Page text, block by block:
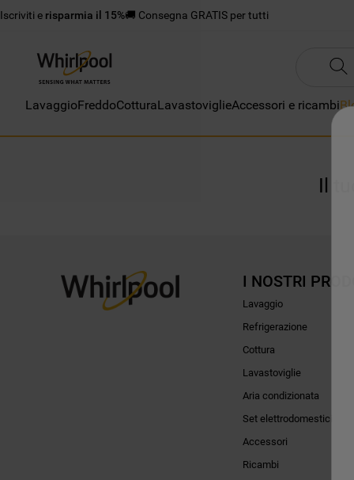
Iscriviti e risparmia il 15%🚚 Consegna GRATIS per tutti
LavaggioFreddoCotturaLavastoviglieAccessori e ricambi
Il
I NOSTRI
Lavaggio
Refrigerazione
Cottura
Lavastoviglie
Aria condizionata
Set elettrodomestici
Accessori
Ricambi